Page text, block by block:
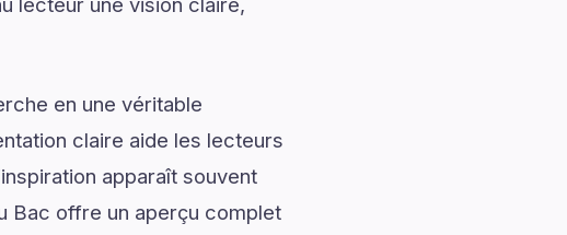
en une véritable
claire aide les lecteurs
apparaît souvent
Bac offre un aperçu complet